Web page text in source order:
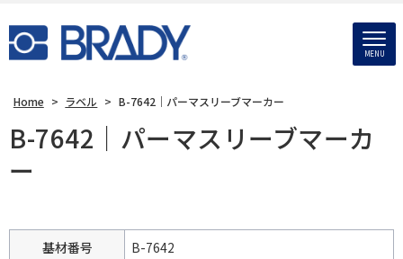
MENU
Home > ラベル > B-7642｜パーマスリーブマーカー
B-7642｜パーマスリーブマーカ
ー
基材番号 B-7642